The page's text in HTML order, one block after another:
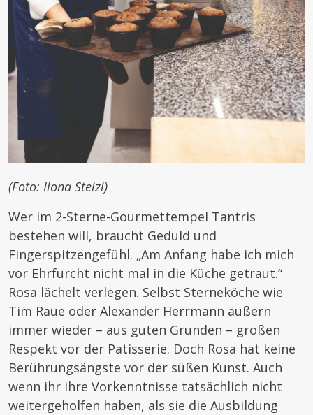
(Foto: Ilona Stelzl)
Wer im 2-Sterne-Gourmettempel Tantris
bestehen will, braucht Geduld und
Fingerspitzengefühl. „Am Anfang habe ich mich
vor Ehrfurcht nicht mal in die Küche getraut.“
Rosa lächelt verlegen. Selbst Sterneköche wie
Tim Raue oder Alexander Herrmann äußern
immer wieder – aus guten Gründen – großen
Respekt vor der Patisserie. Doch Rosa hat keine
Berührungsängste vor der süßen Kunst. Auch
wenn ihr ihre Vorkenntnisse tatsächlich nicht
weitergeholfen haben, als sie die Ausbildung